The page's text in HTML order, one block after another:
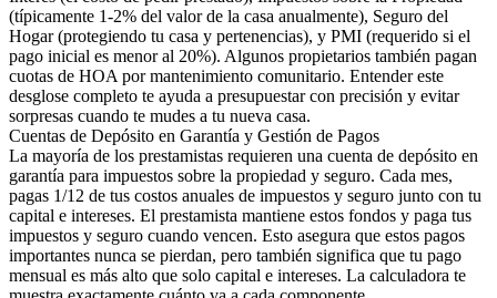
(típicamente 1-2% del valor de la casa anualmente), Seguro del
Hogar (protegiendo tu casa y pertenencias), y PMI (requerido si el
pago inicial es menor al 20%). Algunos propietarios también pagan
cuotas de HOA por mantenimiento comunitario. Entender este
desglose completo te ayuda a presupuestar con precisión y evitar
sorpresas cuando te mudes a tu nueva casa.
Cuentas de Depósito en Garantía y Gestión de Pagos
La mayoría de los prestamistas requieren una cuenta de depósito en
garantía para impuestos sobre la propiedad y seguro. Cada mes,
pagas 1/12 de tus costos anuales de impuestos y seguro junto con tu
capital e intereses. El prestamista mantiene estos fondos y paga tus
impuestos y seguro cuando vencen. Esto asegura que estos pagos
importantes nunca se pierdan, pero también significa que tu pago
mensual es más alto que solo capital e intereses. La calculadora te